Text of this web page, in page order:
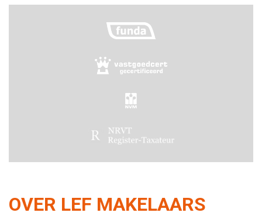
OVER LEF MAKELAARS